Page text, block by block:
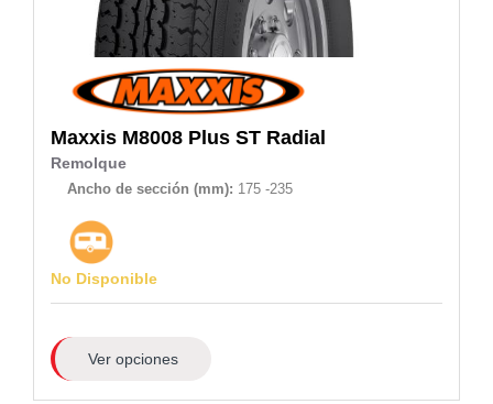
Maxxis M8008 Plus ST Radial
Remolque
Ancho de sección (mm): 175 -235
No Disponible
Ver opciones